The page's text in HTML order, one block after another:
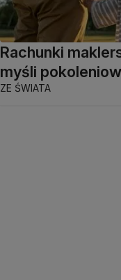
Rachunki
myśli
ZE ŚWIATA